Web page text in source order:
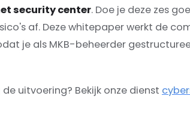
security center. Doe je deze zes
af. Deze whitepaper werkt de
je als MKB-beheerder
uitvoering? Bekijk onze dienst